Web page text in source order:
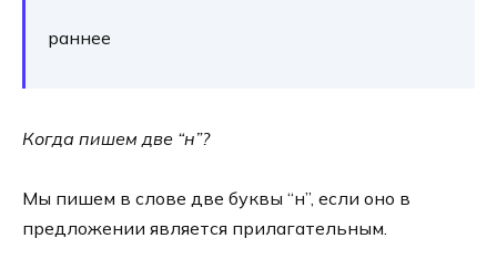
раннее
Когда пишем две “н”?
Мы пишем в слове две буквы “н”, если оно в
предложении является прилагательным.